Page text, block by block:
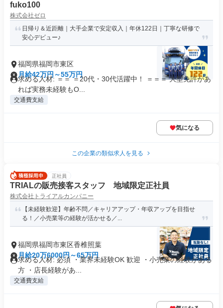
fuko100
株式会社ゼロ
日帰り＆近距離｜大手企業で安定収入｜年休122日｜丁寧な研修で
安心デビュー♪
福岡県福岡市東区
月給42万円～55万円
求める人材: ＝＝ ＝20代・30代活躍中！ ＝＝＝ 大型免許があ
れば実務未経験もO...
交通費支給
気になる
この企業の類似求人を見る
正社員
TRIALの販売接客スタッフ 地域限定正社員
株式会社トライアルカンパニー
【未経験歓迎】年齢不問／キャリアアップ・年収アップを目指せ
る！／小売業等の経験が活かせる／...
福岡県福岡市東区香椎照葉
月給20万6000円～65万円
求める人材: 必須 ・業界未経験OK 歓迎 ・小売業の経験がある
方 ・店長経験があ...
交通費支給